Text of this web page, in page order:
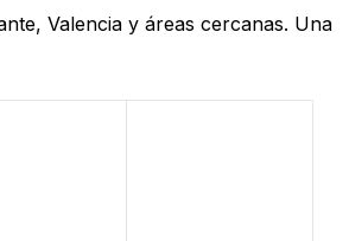
Valencia y áreas cercanas. Una